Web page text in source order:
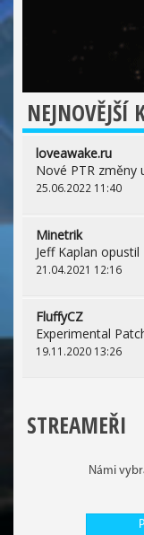
NEJNOVĚJŠÍ
loveawake.ru
Nové PTR změny
25.06.2022 11:40
Minetrik
Jeff Kaplan opustil
21.04.2021 12:16
FluffyCZ
Experimental
19.11.2020 13:26
STREAMEŘI
Námi